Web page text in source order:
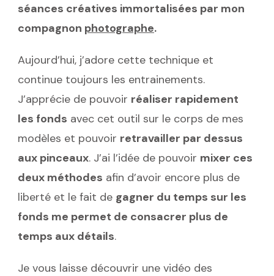
séances créatives immortalisées par mon
compagnon photographe.
Aujourd’hui, j’adore cette technique et
continue toujours les entrainements.
J’apprécie de pouvoir réaliser rapidement
les fonds avec cet outil sur le corps de mes
modèles et pouvoir retravailler par dessus
aux pinceaux. J’ai l’idée de pouvoir mixer ces
deux méthodes afin d’avoir encore plus de
liberté et le fait de gagner du temps sur les
fonds me permet de consacrer plus de
temps aux détails.
Je vous laisse découvrir une vidéo des